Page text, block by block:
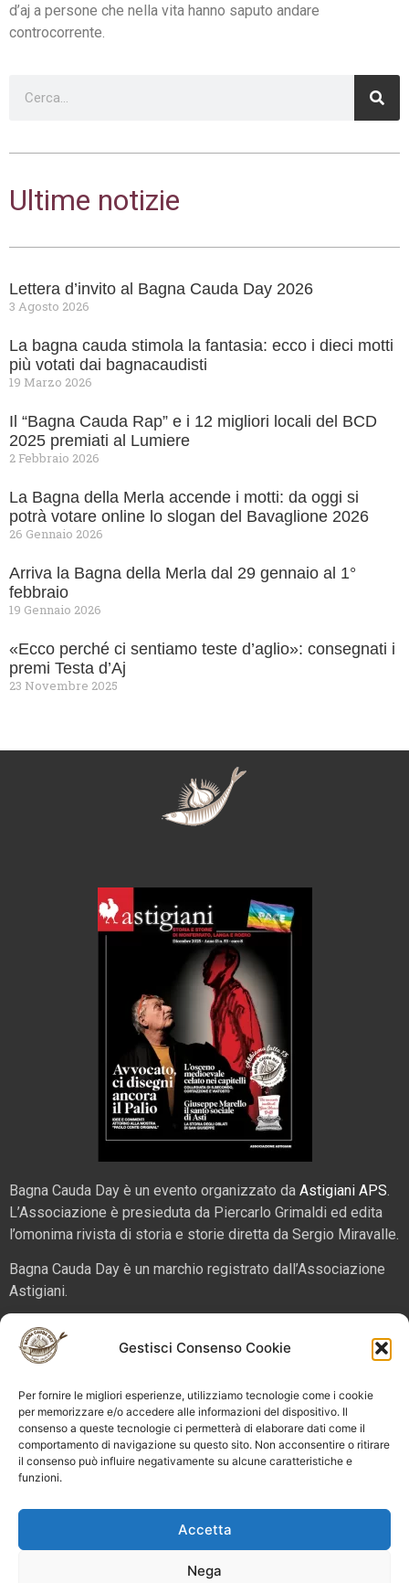
Gestisci Consenso Cookie
Per fornire le migliori esperienze, utilizziamo tecnologie come i cookie
per memorizzare e/o accedere alle informazioni del dispositivo. Il
consenso a queste tecnologie ci permetterà di elaborare dati come il
comportamento di navigazione su questo sito. Non acconsentire o ritirare
il consenso può influire negativamente su alcune caratteristiche e
funzioni.
Accetta
Nega
d’aj a persone che nella vita hanno saputo andare
controcorrente.
Ultime notizie
Lettera d’invito al Bagna Cauda Day 2026
3 Agosto 2026
La bagna cauda stimola la fantasia: ecco i dieci motti
più votati dai bagnacaudisti
19 Marzo 2026
Il “Bagna Cauda Rap” e i 12 migliori locali del BCD
2025 premiati al Lumiere
2 Febbraio 2026
La Bagna della Merla accende i motti: da oggi si
potrà votare online lo slogan del Bavaglione 2026
26 Gennaio 2026
Arriva la Bagna della Merla dal 29 gennaio al 1°
febbraio
19 Gennaio 2026
«Ecco perché ci sentiamo teste d’aglio»: consegnati i
premi Testa d’Aj
23 Novembre 2025
Bagna Cauda Day è un evento organizzato da Astigiani APS.
L’Associazione è presieduta da Piercarlo Grimaldi ed edita
l’omonima rivista di storia e storie diretta da Sergio Miravalle.
Bagna Cauda Day è un marchio registrato dall’Associazione
Astigiani.
La nostra sede è in via San Martino 2 (angolo corso Alfieri),
14100 – Asti. Tel. 324 5654070 emailinfo@bagnacaudaday.it
Supplemento al numero 52 di Astigiani testata registrata al
Tribunale di Asti n. 4 del 2012, direttore responsabile Sergio
Miravalle.
Privacy policy
gestione consensi